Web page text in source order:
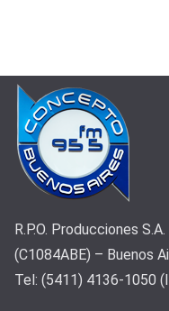
R.P.O. Producciones
(C1084ABE) – Buenos
Tel: (5411) 4136-1050